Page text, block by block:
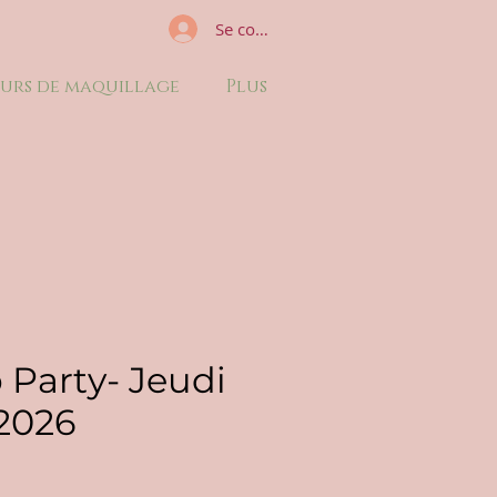
Se connecter
de maquillage Plus
Party- Jeudi